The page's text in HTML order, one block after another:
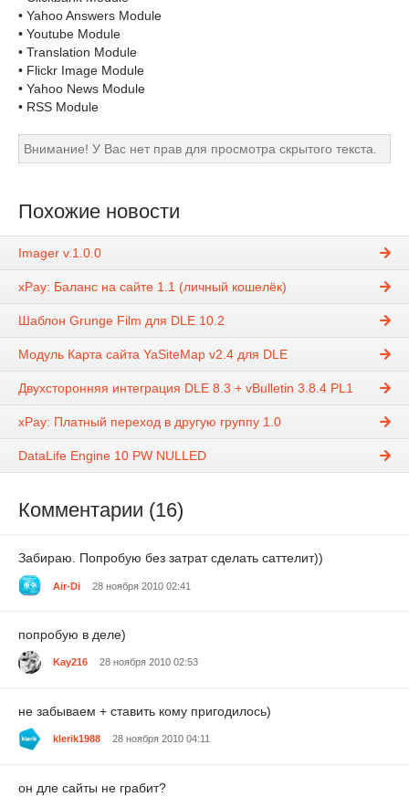
• Yahoo Answers Module
• Youtube Module
• Translation Module
• Flickr Image Module
• Yahoo News Module
• RSS Module
Внимание! У Вас нет прав для просмотра скрытого текста.
Похожие новости
Imager v.1.0.0
xPay: Баланс на сайте 1.1 (личный кошелёк)
Шаблон Grunge Film для DLE 10.2
Модуль Карта сайта YaSiteMap v2.4 для DLE
Двухсторонняя интеграция DLE 8.3 + vBulletin 3.8.4 PL1
xPay: Платный переход в другую группу 1.0
DataLife Engine 10 PW NULLED
Комментарии (16)
Забираю. Попробую без затрат сделать саттелит))
Air-Di 28 ноября 2010 02:41
попробую в деле)
Kay216 28 ноября 2010 02:53
не забываем + ставить кому пригодилось)
klerik1988 28 ноября 2010 04:11
он дле сайты не грабит?